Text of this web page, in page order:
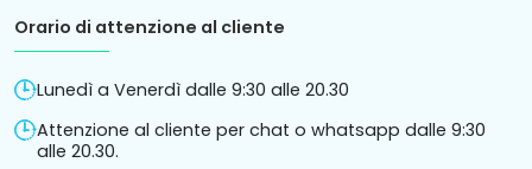
Orario di attenzione al cliente
Lunedì a Venerdì dalle 9:30 alle 20.30
Attenzione al cliente per chat o whatsapp dalle 9:30
alle 20.30.